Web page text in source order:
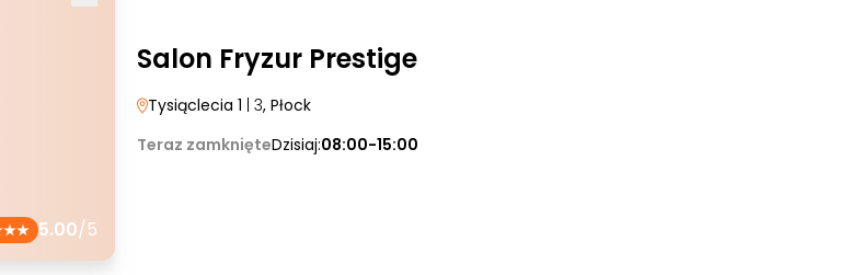
5.00/5
Salon Fryzur Prestige
Tysiąclecia 1 | 3, Płock
Teraz zamknięteDzisiaj:08:00-15:00